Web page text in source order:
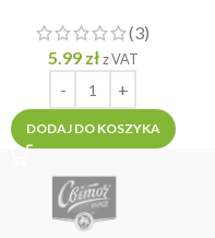
(3)
5.99 zł z VAT
DODAJ DO KOSZYKA